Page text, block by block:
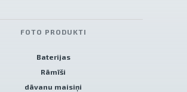
FOTO PRODUKTI
Baterijas
Rāmīši
dāvanu maisiņi